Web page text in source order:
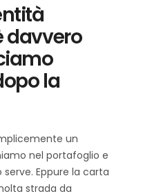
davvero
la
un
nel portafoglio e
Eppure la carta
strada da